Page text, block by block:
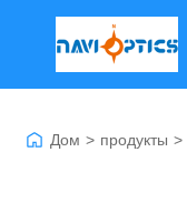
Дом > продукты >